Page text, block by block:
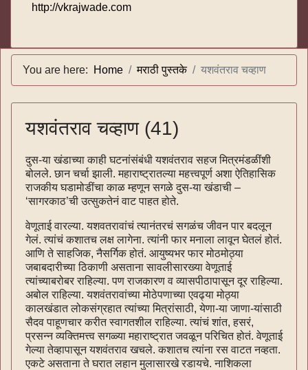
http://vkrajwade.com
You are here: Home मराठी पुस्तके यशवंतराव चव्हाण
यशवंतराव चव्हाण (41)
दुस-या खंडाच्या काही घटनांसंबंधी यशवंतराव सहज मित्रमंडळींशी
बोलले. छान चर्चा झाली. महाराष्ट्रातल्या महत्त्वपूर्ण अशा ऐतिहासिक
राजकीय घडामोडींचा काळ म्हणून सगळे दुस-या खंडाची –
‘सागरकाठ’ची उत्सुकतेनं वाट पाहत होते.
वेणूताई वारल्या. यशवतरावांचं त्यानंतरचं सगळंच जीवन पार बदलून
गेलं. त्यांचं कशातच लक्ष लागेना. त्यांनी फार मनाला लावून घेतलं होतं.
आणि ते साहजिक, नैसर्गिक होतं. आयुष्यभर फार मोठमोठ्या
जबाबदारीच्या ठिकाणी असताना सावलीसारख्या वेणूताई
त्यांच्याबरोबर राहिल्या. पण राजकारण व व्यासपीठापासून दूर राहिल्या.
अबोल राहिल्या. यशवंतरावांच्या मोठेपणाच्या एवढ्या मोठ्या
कालखंडात लोकसंग्रहात त्यांच्या मित्रांसाठी, येणा-या जाणा-यांसाठी
सैदव पाहूणचार करीत स्वागतशील राहिल्या. त्यांचं शांत, हसरं,
प्रसन्न व्यक्तिमत्त्व सगळ्या महाराष्ट्रात जवळून परिचित होतं. वेणूताई
गेल्या तेव्हापासून यशवंतराव खचले. कशातच त्यांना रस वाटत नव्हता.
एकटे असताना ते घरात लहान मुलासारखे रडायचे. नाशिकला